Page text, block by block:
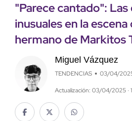
"Parece cantado":
inusuales en la
hermano de Markitos
Miguel Vázquez
TENDENCIAS 03/04/2025
Actualización: 03/04/2025 ·